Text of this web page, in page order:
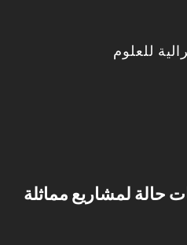
للعلوم
حالة لمشاريع مماثلة